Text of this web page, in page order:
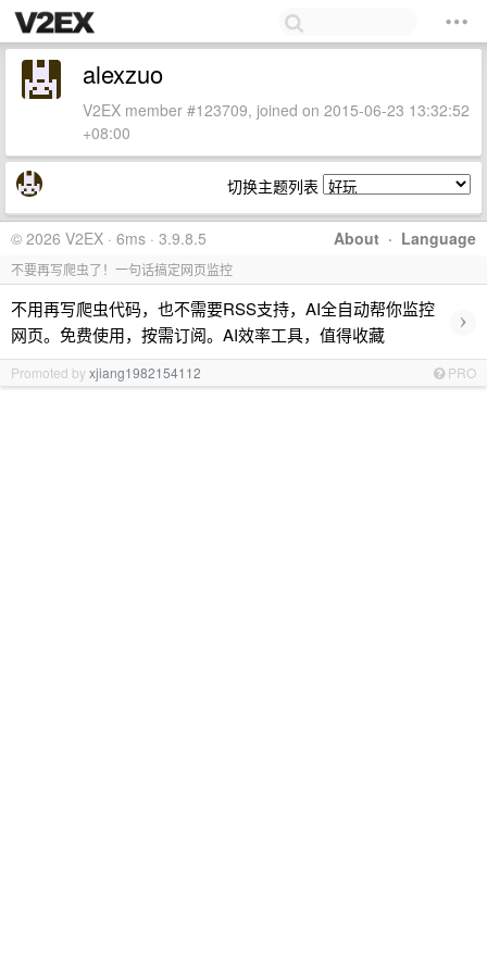
alexzuo
V2EX member #123709, joined on 2015-06-23 13:32:52
+08:00
切换主题列表
About · Language
© 2026 V2EX · 6ms · 3.9.8.5
不要再写爬虫了！一句话搞定网页监控
不用再写爬虫代码，也不需要RSS支持，AI全自动帮你监控
网页。免费使用，按需订阅。AI效率工具，值得收藏
›
Promoted byxjiang1982154112 PRO